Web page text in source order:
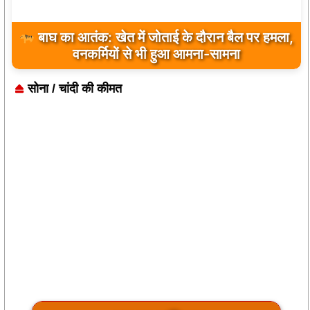
बाघ का आतंक: खेत में जोताई के दौरान बैल पर हमला,
वनकर्मियों से भी हुआ आमना-सामना
विश्व आदिवासी दिवस 2026 : ग्राम पंचायत जवाली में
प्रथम वर्ष भव्य आयोजन, समाज ने किया अधिक से अधिक
सहभागिता का आह्वान
सोना / चांदी की कीमत